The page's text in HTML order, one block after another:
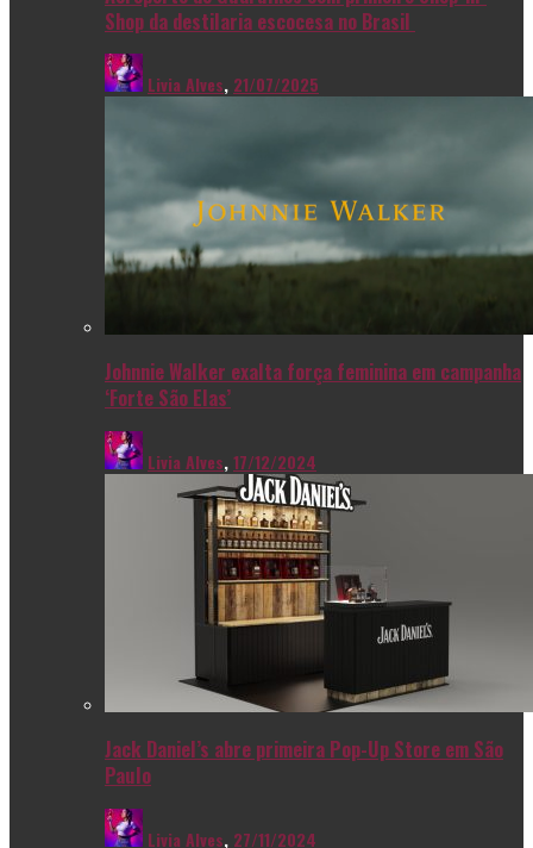
Shop da destilaria escocesa no Brasil
Livia Alves, 21/07/2025
Johnnie Walker exalta força feminina em campanha
‘Forte São Elas’
Livia Alves,17/12/2024
Jack Daniel’s abre primeira Pop-Up Store em São
Paulo
Livia Alves, 27/11/2024